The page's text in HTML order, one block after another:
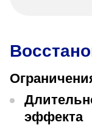
эффекта